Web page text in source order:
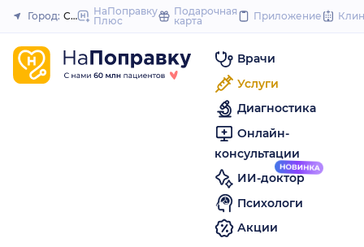
to
Закрыть
Город: Северодвинск
НаПоправку
Плюс
Подарочная
карта
Приложение
Врачи
Услуги
Диагностика
Онлайн-
консультации
ИИ-доктор
Психологи
Акции